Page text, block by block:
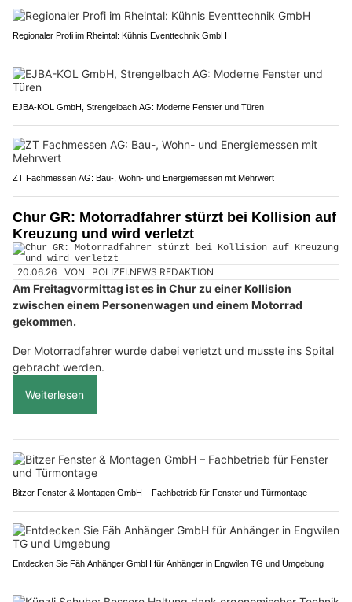
Regionaler Profi im Rheintal: Kühnis Eventtechnik GmbH
EJBA-KOL GmbH, Strengelbach AG: Moderne Fenster und Türen
ZT Fachmessen AG: Bau-, Wohn- und Energiemessen mit Mehrwert
Chur GR: Motorradfahrer stürzt bei Kollision auf
Kreuzung und wird verletzt
20.06.26 VON POLIZEI.NEWS REDAKTION
Am Freitagvormittag ist es in Chur zu einer Kollision
zwischen einem Personenwagen und einem Motorrad
gekommen.
Der Motorradfahrer wurde dabei verletzt und musste ins Spital
gebracht werden.
Weiterlesen
Bitzer Fenster & Montagen GmbH – Fachbetrieb für Fenster und Türmontage
Entdecken Sie Fäh Anhänger GmbH für Anhänger in Engwilen TG und Umgebung